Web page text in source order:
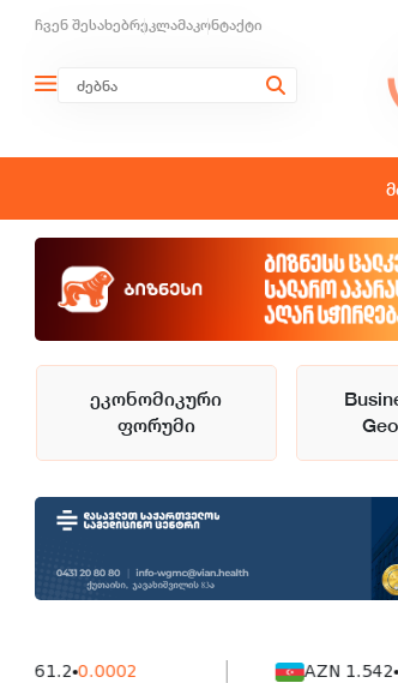
ჩვენ შესახებრეკლამაკონტაქტი
ეკონომიკური
ფორუმი
0.0002 AZN 1.542 -